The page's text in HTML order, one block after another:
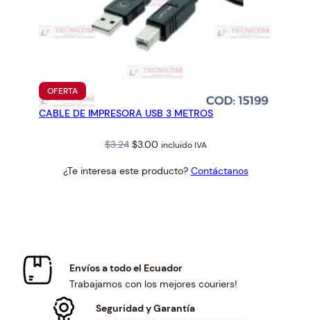
OFERTAPRODUCTO
EN
OFERTA
CABLE DE IMPRESORA USB 3 METROS
$3.24 Original
was:
$3.00Current
is:
incluido IVA
¿Te interesa este producto? Contáctanos
Envíos a todo el Ecuador
Trabajamos con los mejores couriers!
Seguridad y Garantía